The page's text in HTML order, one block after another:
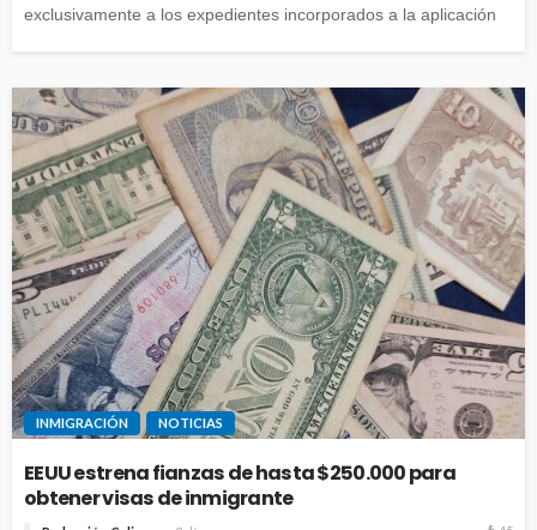
exclusivamente a los expedientes incorporados a la aplicación
INMIGRACIÓN NOTICIAS
EEUU estrena fianzas de hasta $250.000 para
obtener visas de inmigrante